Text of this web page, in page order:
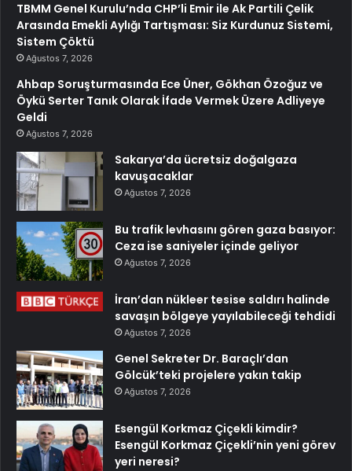
TBMM Genel Kurulu’nda CHP’li Emir ile Ak Partili Çelik
Arasında Emekli Aylığı Tartışması: Siz Kurdunuz Sistemi,
Sistem Çöktü
Ağustos 7, 2026
Ahbap Soruşturmasında Ece Üner, Gökhan Özoğuz ve
Öykü Serter Tanık Olarak İfade Vermek Üzere Adliyeye
Geldi
Ağustos 7, 2026
Sakarya’da ücretsiz doğalgaza
kavuşacaklar
Ağustos 7, 2026
Bu trafik levhasını gören gaza basıyor:
Ceza ise saniyeler içinde geliyor
Ağustos 7, 2026
İran’dan nükleer tesise saldırı halinde
savaşın bölgeye yayılabileceği tehdidi
Ağustos 7, 2026
Genel Sekreter Dr. Baraçlı’dan
Gölcük’teki projelere yakın takip
Ağustos 7, 2026
Esengül Korkmaz Çiçekli kimdir?
Esengül Korkmaz Çiçekli’nin yeni görev
yeri neresi?